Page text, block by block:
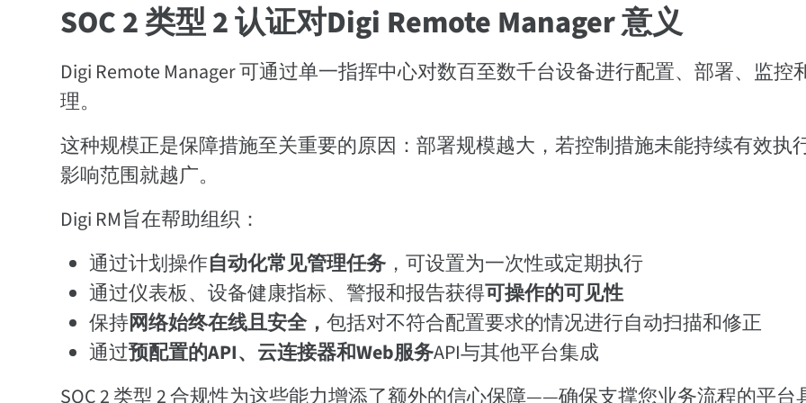
SOC 2 类型 2 认证对Digi Remote Manager 意义
Digi Remote Manager 可通过单一指挥中心对数百至数千台设备进行配置、部署、监控
理。
这种规模正是保障措施至关重要的原因：部署规模越大，若控制措施未能持续有效执
影响范围就越广。
Digi RM旨在帮助组织：
通过计划操作自动化常见管理任务 ，可设置为一次性或定期执行
通过仪表板、设备健康指标、警报和报告获得可操作的可见性
保持网络始终在线且安全，包括对不符合配置要求的情况进行自动扫描和修正
通过预配置的API、云连接器和Web服务API与其他平台集成
SOC 2 类型 2 合规性为这些能力增添了额外的信心保障——确保支撑您业务流程的平台